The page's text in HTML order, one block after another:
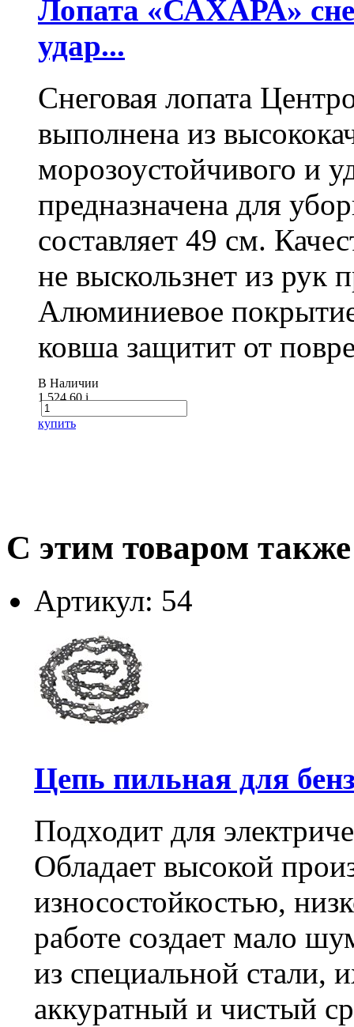
Лопата «САХАРА»
удар...
Снеговая лопата
выполнена из
морозоустойчивого и
предназначена для
составляет 49 см.
не выскользнет из рук
Алюминиевое
ковша защитит от
В Наличии
1 524.60i
купить
С этим товаром
Артикул: 54
Цепь пильная для
Подходит для
Обладает высокой
износостойкостью,
работе создает мало
из специальной стали,
аккуратный и чистый